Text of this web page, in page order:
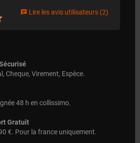
chat Lire les avis utilisateurs (2)
Cheque, Virement, Espèce.
48 h en collissimo.
Gratuit
€. Pour la france uniquement.